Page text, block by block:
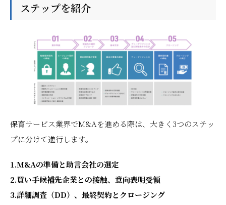
ステップを紹介
保育サービス業界でM&Aを進める際は、大きく3つのステッ
プに分けて進行します。
1.M&Aの準備と助言会社の選定
2.買い手候補先企業との接触、意向表明受領
3.詳細調査（DD）、最終契約とクロージング